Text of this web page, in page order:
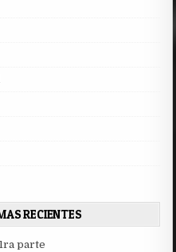
RECIENTES
parte